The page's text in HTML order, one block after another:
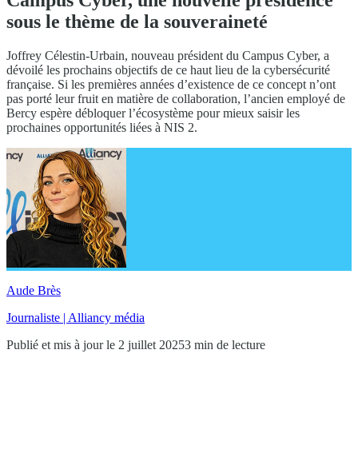
sous le thème de la souveraineté
Joffrey Célestin-Urbain, nouveau président du Campus Cyber, a
dévoilé les prochains objectifs de ce haut lieu de la cybersécurité
française. Si les premières années d’existence de ce concept n’ont
pas porté leur fruit en matière de collaboration, l’ancien employé de
Bercy espère débloquer l’écosystème pour mieux saisir les
prochaines opportunités liées à NIS 2.
Aude Brès
Journaliste | Alliancy média
Publié et mis à jour le 2 juillet 20253 min de lecture